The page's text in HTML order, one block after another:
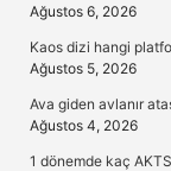
Ağustos 6, 2026
Kaos dizi hangi
Ağustos 5, 2026
Ava giden avlanır
Ağustos 4, 2026
1 dönemde kaç